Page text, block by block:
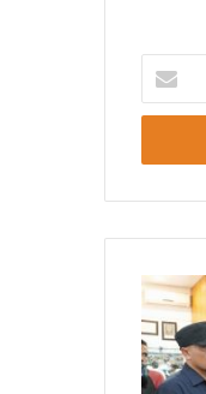
Email
Anda